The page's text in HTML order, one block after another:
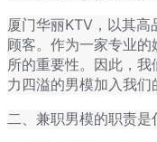
厦门华丽KTV，以其
顾客。作为一家专业
所的重要性。因此，
力四溢的男模加入我们
二、兼职男模的职责是